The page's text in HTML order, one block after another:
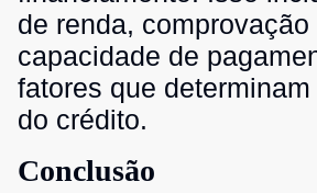
de renda, comprovação
capacidade de
fatores que
do crédito.
Conclusão